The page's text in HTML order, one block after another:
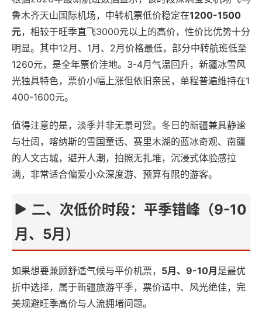
鲁木齐天山国际机场，中转机票低价稳定在1200-1500
元，相较于旺季直飞3000元以上的高价，性价比优势十分
明显。其中12月、1月、2月价格最低，部分中转航班低至
1260元，是全年票价洼地。3-4月气温回升，新疆冰雪风
光独具特色，票价小幅上涨但依旧亲民，单程普遍维持在1
400-1600元。
值得注意的是，淡季并非无景可赏。冬日的新疆兼具静谧
与壮阔，喀纳斯的雪国童话、赛里木湖的蓝冰奇观、南疆
的人文古城，避开人潮，拍照无扎堆，沉浸式体验感拉
满，非常适合偏爱小众深度游、预算有限的游客。
二、次低价时段：平季错峰（9-10
月、5月）
如果想要兼顾舒适气候与平价机票， 5月、9-10月 是最优
折中选择，属于新疆旅游平季，票价适中、风光绝佳，完
美规避旺季高价与人流拥堵问题。